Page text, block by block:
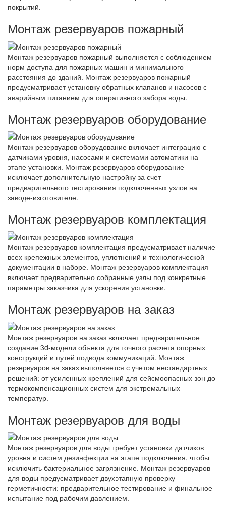
покрытий.
Монтаж резервуаров пожарный
Монтаж резервуаров пожарный выполняется с соблюдением
норм доступа для пожарных машин и минимального
расстояния до зданий. Монтаж резервуаров пожарный
предусматривает установку обратных клапанов и насосов с
аварийным питанием для оперативного забора воды.
Монтаж резервуаров оборудование
Монтаж резервуаров оборудование включает интеграцию с
датчиками уровня, насосами и системами автоматики на
этапе установки. Монтаж резервуаров оборудование
исключает дополнительную настройку за счет
предварительного тестирования подключенных узлов на
заводе-изготовителе.
Монтаж резервуаров комплектация
Монтаж резервуаров комплектация предусматривает наличие
всех крепежных элементов, уплотнений и технологической
документации в наборе. Монтаж резервуаров комплектация
включает предварительно собранные узлы под конкретные
параметры заказчика для ускорения установки.
Монтаж резервуаров на заказ
Монтаж резервуаров на заказ включает предварительное
создание 3d-модели объекта для точного расчета опорных
конструкций и путей подвода коммуникаций. Монтаж
резервуаров на заказ выполняется с учетом нестандартных
решений: от усиленных креплений для сейсмоопасных зон до
термокомпенсационных систем для экстремальных
температур.
Монтаж резервуаров для воды
Монтаж резервуаров для воды требует установки датчиков
уровня и систем дезинфекции на этапе подключения, чтобы
исключить бактериальное загрязнение. Монтаж резервуаров
для воды предусматривает двухэтапную проверку
герметичности: предварительное тестирование и финальное
испытание под рабочим давлением.